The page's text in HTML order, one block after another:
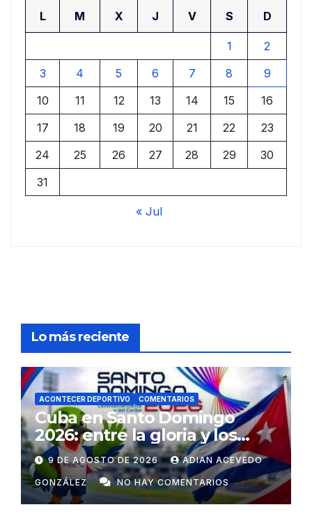
L M X J V S D
1
2
3
4 5 6 7 8
9
10
11 12 13 14 15
16
17
18 19 20 21 22
23
24
25 26 27 28 29
30
31
« Jul
Lo más reciente
ACONTECER DEPORTIVO COMENTARIOS
Cuba en Santo Domingo
2026: entre la gloria y los
desafíos
9 DE AGOSTO DE 2026 ADIAN ACEVEDO
GONZÁLEZ NO HAY COMENTARIOS